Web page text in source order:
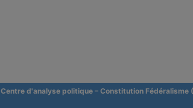
Centre d'analyse politique – Constitution Fédéralisme